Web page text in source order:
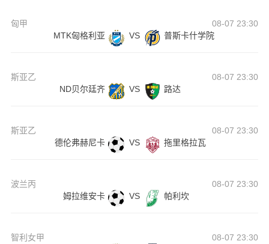
匈甲
08-07 23:30
MTK匈格利亚
VS 普斯卡什学院
斯亚乙
08-07 23:30
ND贝尔廷齐
VS 路达
斯亚乙
08-07 23:30
德伦弗赫尼卡
VS 拖里格拉瓦
波兰丙
08-07 23:30
姆拉维安卡
VS 帕利坎
智利女甲
08-07 23:30